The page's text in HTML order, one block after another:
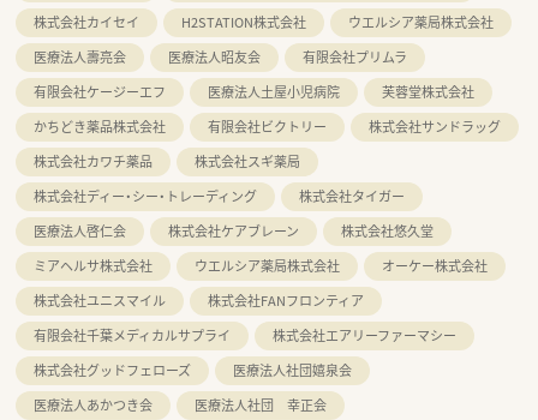
株式会社カイセイ
H2STATION株式会社
ウエルシア薬局株式会社
医療法人壽亮会
医療法人昭友会
有限会社プリムラ
有限会社ケージーエフ
医療法人土屋小児病院
芙蓉堂株式会社
かちどき薬品株式会社
有限会社ビクトリー
株式会社サンドラッグ
株式会社カワチ薬品
株式会社スギ薬局
株式会社ディー・シー・トレーディング
株式会社タイガー
医療法人啓仁会
株式会社ケアブレーン
株式会社悠久堂
ミアヘルサ株式会社
ウエルシア薬局株式会社
オーケー株式会社
株式会社ユニスマイル
株式会社FANフロンティア
有限会社千葉メディカルサプライ
株式会社エアリーファーマシー
株式会社グッドフェローズ
医療法人社団嬉泉会
医療法人あかつき会
医療法人社団 幸正会